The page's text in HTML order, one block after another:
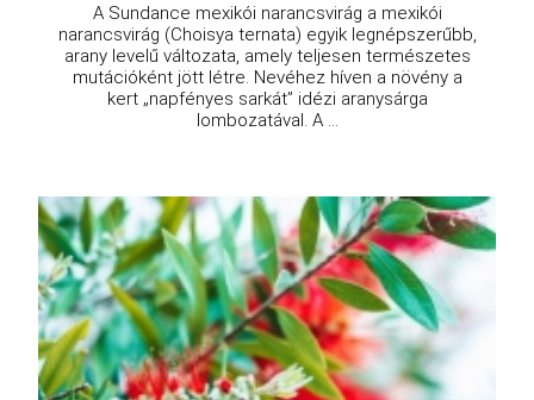
A Sundance mexikói narancsvirág a mexikói
narancsvirág (Choisya ternata) egyik legnépszerűbb,
arany levelű változata, amely teljesen természetes
mutációként jött létre. Nevéhez híven a növény a
kert „napfényes sarkát” idézi aranysárga
lombozatával. A ...